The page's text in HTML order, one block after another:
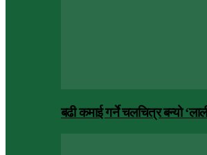
बढी कमाई गर्ने चलचित्र बन्यो